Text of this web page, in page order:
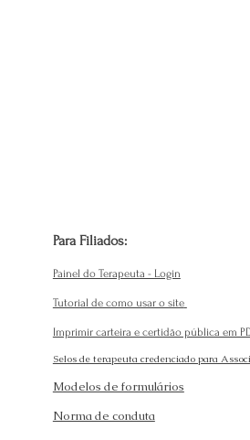
Para Filiados:
Painel do Terapeuta - Login
Tutorial de como usar o site
Imprimir carteira e certidão pública em
Selos de terapeuta credenciado para
Modelos de formulários
Norma de conduta